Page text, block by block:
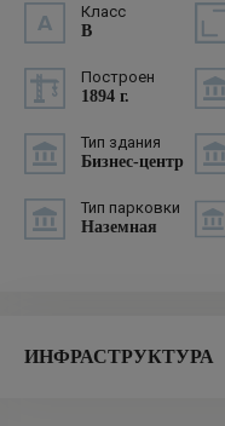
Класс
B
Построен
1894 г.
Тип здания
Бизнес-центр
Тип парковки
Наземная
ИНФРАСТРУКТУРА